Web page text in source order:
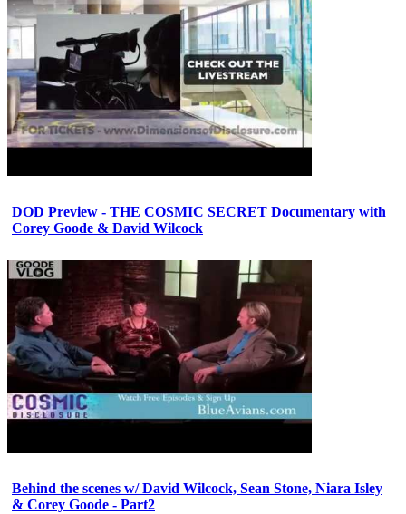
DOD Preview - THE COSMIC SECRET Documentary with
Corey Goode & David Wilcock
Behind the scenes w/ David Wilcock, Sean Stone, Niara Isley
& Corey Goode - Part2